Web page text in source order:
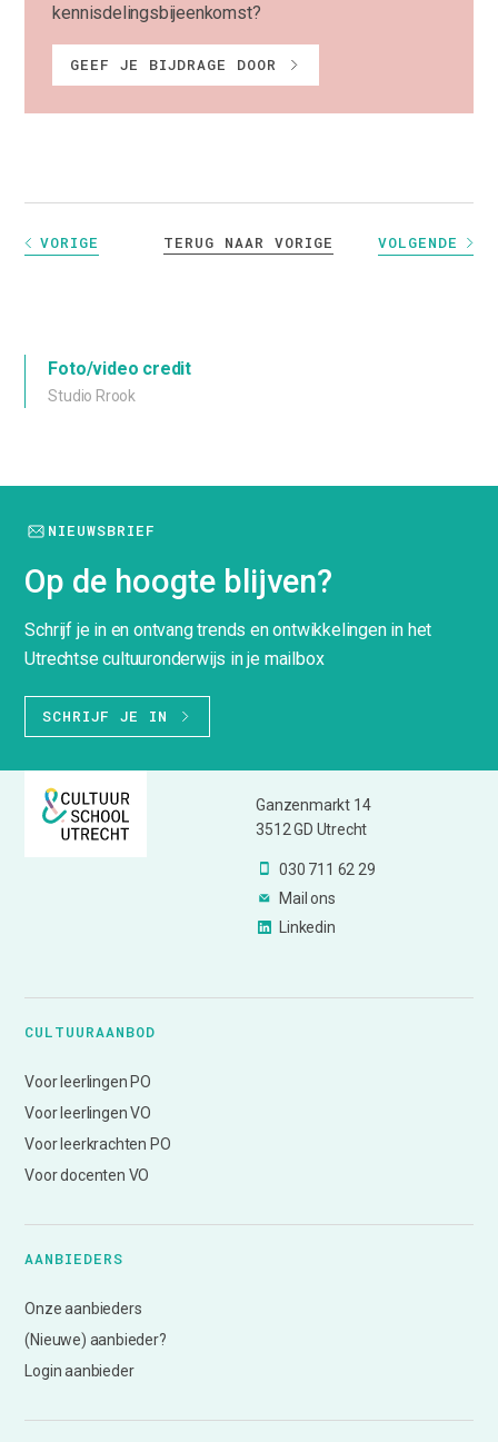
kennisdelingsbijeenkomst?
GEEF JE BIJDRAGE DOOR
VORIGE TERUG NAAR VORIGE VOLGENDE
Foto/video credit
Studio Rrook
NIEUWSBRIEF
Op de hoogte blijven?
Schrijf je in en ontvang trends en ontwikkelingen in het
Utrechtse cultuuronderwijs in je mailbox
SCHRIJF JE IN
Ganzenmarkt 14
3512 GD Utrecht
030 711 62 29
Mail ons
Linkedin
CULTUURAANBOD
Voor leerlingen PO
Voor leerlingen VO
Voor leerkrachten PO
Voor docenten VO
AANBIEDERS
Onze aanbieders
(Nieuwe) aanbieder?
Login aanbieder